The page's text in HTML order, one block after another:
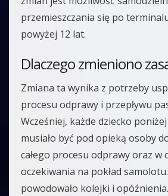
przemieszczania się po
powyżej 12 lat.
Dlaczego zmieniono
Zmiana ta wynika z potrzeby
procesu odprawy i przepływu
Wcześniej, każde dziecko
musiało być pod opieką osoby
całego procesu odprawy oraz w
oczekiwania na pokład
powodowało kolejki i opóźnienia.